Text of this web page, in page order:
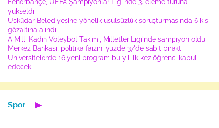
Fenerbahçe, UEFA Şampiyonlar Ligi'nde 3. eleme turuna
yükseldi
Üsküdar Belediyesine yönelik usulsüzlük soruşturmasında 6 kişi
gözaltına alındı
A Milli Kadın Voleybol Takımı, Milletler Ligi'nde şampiyon oldu
Merkez Bankası, politika faizini yüzde 37'de sabit bıraktı
Üniversitelerde 16 yeni program bu yıl ilk kez öğrenci kabul
edecek
Spor ▶